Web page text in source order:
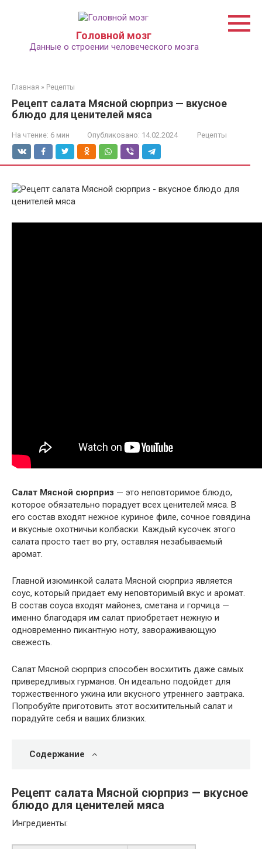
Головной мозг
Данные о строении человеческого мозга
Главная » Рецепты
Рецепт салата Мясной сюрприз — вкусное
блюдо для ценителей мяса
На чтение: 6 мин Опубликовано: 14.02.2024 Рецепты
Салат Мясной сюрприз — это неповторимое блюдо,
которое обязательно порадует всех ценителей мяса. В
его состав входят нежное куриное филе, сочное говядина
и вкусные охотничьи колбаски. Каждый кусочек этого
салата просто тает во рту, оставляя незабываемый
аромат.
Главной изюминкой салата Мясной сюрприз является
соус, который придает ему неповторимый вкус и аромат.
В состав соуса входят майонез, сметана и горчица —
именно благодаря им салат приобретает нежную и
одновременно пикантную ноту, завораживающую
свежесть.
Салат Мясной сюрприз способен восхитить даже самых
привередливых гурманов. Он идеально подойдет для
торжественного ужина или вкусного утреннего завтрака.
Попробуйте приготовить этот восхитительный салат и
порадуйте себя и ваших близких.
Содержание
Рецепт салата Мясной сюрприз — вкусное
блюдо для ценителей мяса
Ингредиенты: